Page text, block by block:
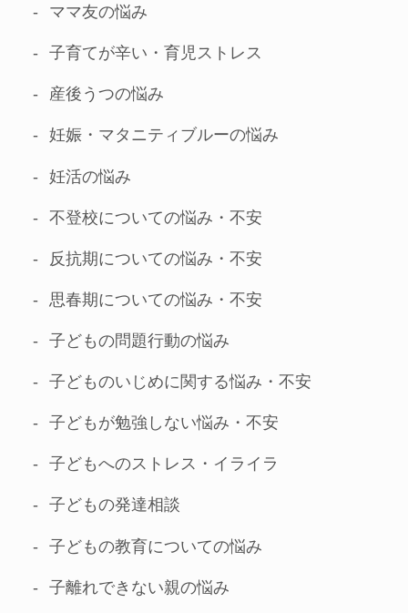
ママ友の悩み
子育てが辛い・育児ストレス
産後うつの悩み
妊娠・マタニティブルーの悩み
妊活の悩み
不登校についての悩み・不安
反抗期についての悩み・不安
思春期についての悩み・不安
子どもの問題行動の悩み
子どものいじめに関する悩み・不安
子どもが勉強しない悩み・不安
子どもへのストレス・イライラ
子どもの発達相談
子どもの教育についての悩み
子離れできない親の悩み